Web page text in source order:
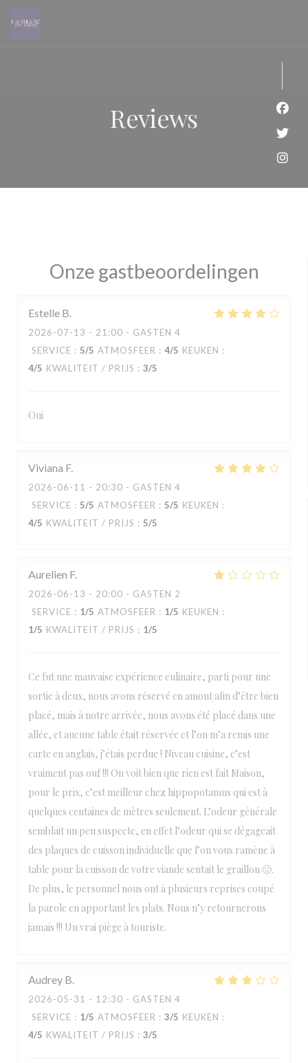
Reviews
Onze gastbeoordelingen
Estelle B
2026-07-13 - 21:00 - GASTEN 4
SERVICE : 5/5 ATMOSFEER : 4/5 KEUKEN :
4/5 KWALITEIT / PRIJS : 3/5
Oui
Viviana F
2026-06-11 - 20:30 - GASTEN 4
SERVICE : 5/5 ATMOSFEER : 5/5 KEUKEN :
4/5 KWALITEIT / PRIJS : 5/5
Aurelien F
2026-06-13 - 20:00 - GASTEN 2
SERVICE : 1/5 ATMOSFEER : 1/5 KEUKEN :
1/5 KWALITEIT / PRIJS : 1/5
Ce fut une mauvaise expérience culinaire, parti pour une
sortie à deux, nous avons réservé en amont afin d’être bien
placé, mais à notre arrivée, nous avons été placé dans une
allée, et aucune table était réservée et l’on m’a remis une
carte en anglais, j’étais perdue ! Niveau cuisine, c’est
vraiment pas ouf !!! On voit bien que rien est fait Maison,
pour le prix, c’est meilleur chez hippopotamus qui est à
quelques centaines de mètres seulement. L’odeur générale
semblait un peu suspecte, en effet l’odeur qui se dégageait
des plaques de cuisson individuelle que l’on vous ramène à
table pour la cuisson de votre viande sentait le graillon 🤢.
De plus, le personnel nous ont à plusieurs reprises coupé
la parole en apportant les plats. Nous n’y retournerons
jamais !!! Un vrai piège à touriste.
Audrey B
2026-05-31 - 12:30 - GASTEN 4
SERVICE : 1/5 ATMOSFEER : 3/5 KEUKEN :
4/5 KWALITEIT / PRIJS : 3/5